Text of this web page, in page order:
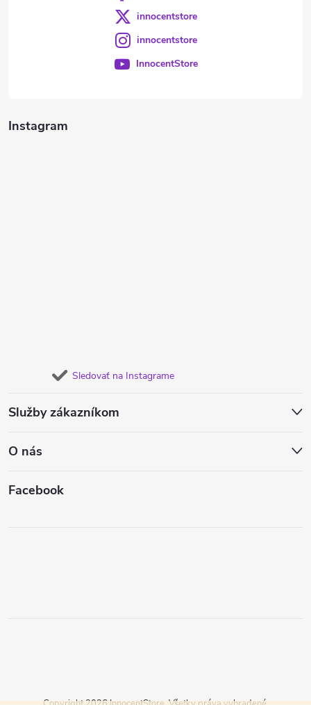
Instagram
Sledovať na Instagrame
Služby zákazníkom
O nás
Facebook
innocentstore
innocentstore
InnocentStore